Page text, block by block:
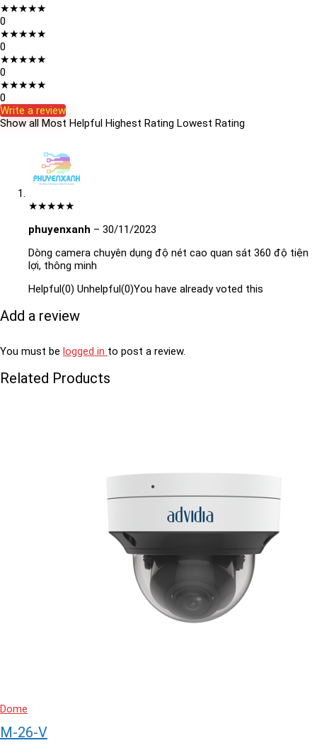
★★★★★
0
★★★★★
0
★★★★★
0
★★★★★
0
Write a review
Show all Most Helpful Highest Rating Lowest Rating
★★★★★
phuyenxanh – 30/11/2023
Dòng camera chuyên dụng độ nét cao quan sát 360 độ tiện
lợi, thông minh
Helpful(0) Unhelpful(0)You have already voted this
Add a review
You must be logged in to post a review.
Related Products
Dome
M-26-V